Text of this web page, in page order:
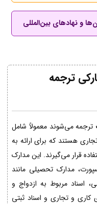
و نهادهای بین‌المللی
ترجمه
ترجمه می‌شوند معمولاً شامل
هستند که برای ارائه به
قرار می‌گیرند. این مدارک
مدارک تحصیلی مانند
اسناد مربوط به ازدواج و
کاری و تجاری و اسناد ثبتی